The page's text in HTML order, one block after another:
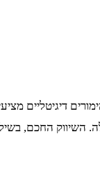
דיגיטליים
השיווק החכם,